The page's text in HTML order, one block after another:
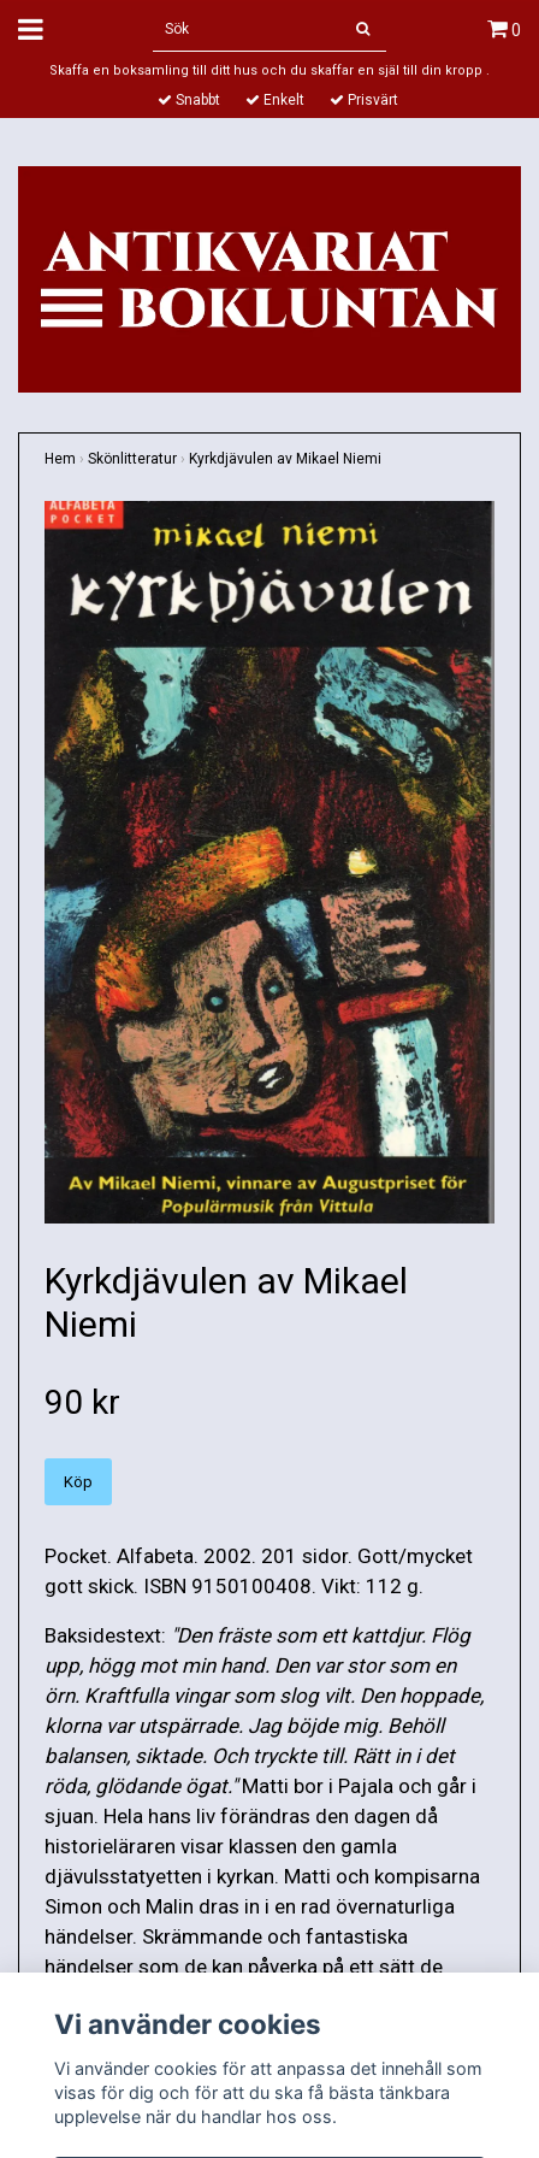
0
Skaffa en boksamling till ditt hus och du skaffar en själ till din kropp .
Snabbt Enkelt Prisvärt
Hem › Skönlitteratur › Kyrkdjävulen av Mikael Niemi
Kyrkdjävulen av Mikael
Niemi
90 kr
Köp
Pocket. Alfabeta. 2002. 201 sidor. Gott/mycket
gott skick. ISBN 9150100408. Vikt: 112 g.
Baksidestext: "Den fräste som ett kattdjur. Flög
upp, högg mot min hand. Den var stor som en
örn. Kraftfulla vingar som slog vilt. Den hoppade,
klorna var utspärrade. Jag böjde mig. Behöll
balansen, siktade. Och tryckte till. Rätt in i det
röda, glödande ögat."Matti bor i Pajala och går i
sjuan. Hela hans liv förändras den dagen då
historieläraren visar klassen den gamla
djävulsstatyetten i kyrkan. Matti och kompisarna
Simon och Malin dras in i en rad övernaturliga
händelser. Skrämmande och fantastiska
händelser som de kan påverka på ett sätt de
Vi använder cookies
Vi använder cookies för att anpassa det innehåll som
visas för dig och för att du ska få bästa tänkbara
upplevelse när du handlar hos oss.